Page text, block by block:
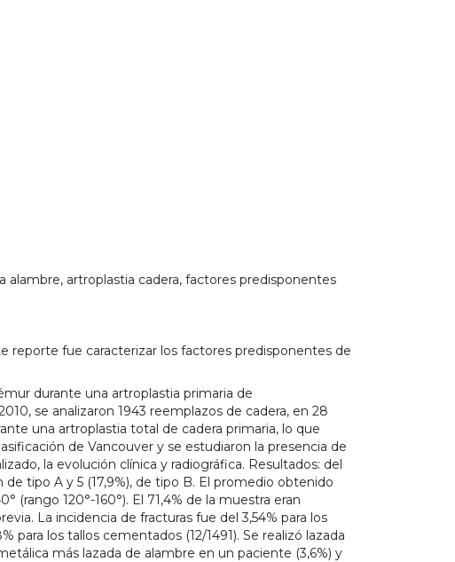
alambre, artroplastia cadera, factores predisponentes
reporte fue caracterizar los factores predisponentes de
durante una artroplastia primaria de
se analizaron 1943 reemplazos de cadera, en 28
una artroplastia total de cadera primaria, lo que
de Vancouver y se estudiaron la presencia de
la evolución clínica y radiográfica. Resultados: del
de tipo A y 5 (17,9%), de tipo B. El promedio obtenido
(rango 120°-160°). El 71,4% de la muestra eran
La incidencia de fracturas fue del 3,54% para los
para los tallos cementados (12/1491). Se realizó lazada
más lazada de alambre en un paciente (3,6%) y